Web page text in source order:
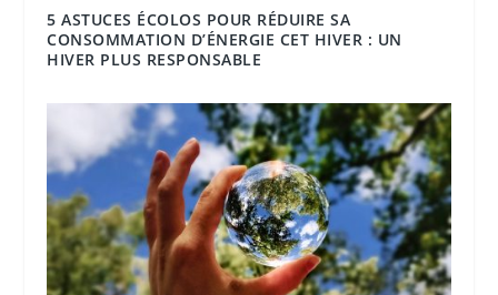
5 ASTUCES ÉCOLOS POUR RÉDUIRE SA
CONSOMMATION D’ÉNERGIE CET HIVER : UN
HIVER PLUS RESPONSABLE